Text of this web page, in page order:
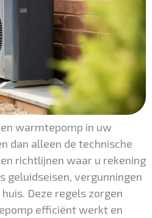
warmtepomp in uw
dan alleen de technische
richtlijnen waar u rekening
geluidseisen, vergunningen
Deze regels zorgen
efficiënt werkt en